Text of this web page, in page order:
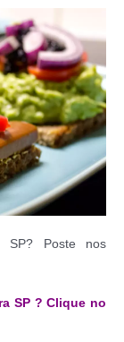
SP? Poste nos
SP ? Clique no